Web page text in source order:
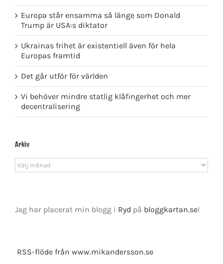
Europa står ensamma så länge som Donald
Trump är USA:s diktator
Ukrainas frihet är existentiell även för hela
Europas framtid
Det går utför för världen
Vi behöver mindre statlig klåfingerhet och mer
decentralisering
Arkiv
Arkiv
Jag har placerat min blogg i Ryd på bloggkartan.se!
RSS-flöde från www.mikandersson.se